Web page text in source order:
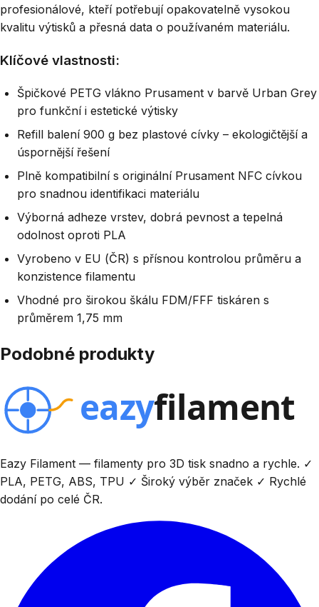
profesionálové, kteří potřebují opakovatelně vysokou
kvalitu výtisků a přesná data o používaném materiálu.
Klíčové vlastnosti:
Špičkové PETG vlákno Prusament v barvě Urban Grey
pro funkční i estetické výtisky
Refill balení 900 g bez plastové cívky – ekologičtější a
úspornější řešení
Plně kompatibilní s originální Prusament NFC cívkou
pro snadnou identifikaci materiálu
Výborná adheze vrstev, dobrá pevnost a tepelná
odolnost oproti PLA
Vyrobeno v EU (ČR) s přísnou kontrolou průměru a
konzistence filamentu
Vhodné pro širokou škálu FDM/FFF tiskáren s
průměrem 1,75 mm
Podobné produkty
Eazy Filament — filamenty pro 3D tisk snadno a rychle. ✓
PLA, PETG, ABS, TPU ✓ Široký výběr značek ✓ Rychlé
dodání po celé ČR.